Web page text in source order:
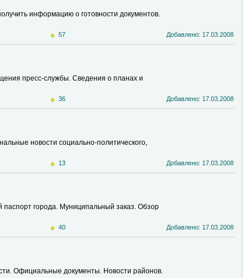
информацию о готовности документов.
57 Добавлено: 17.03.2008
пресс-службы. Сведения о планах и
36 Добавлено: 17.03.2008
новости социально-политического,
13 Добавлено: 17.03.2008
паспорт города. Муниципальный заказ. Обзор
40 Добавлено: 17.03.2008
Официальные документы. Новости районов.